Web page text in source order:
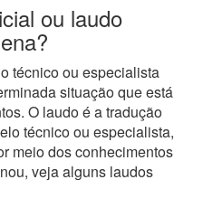
ou laudo
técnico ou especialista
situação que está
O laudo é a tradução
técnico ou especialista,
meio dos conhecimentos
veja alguns laudos